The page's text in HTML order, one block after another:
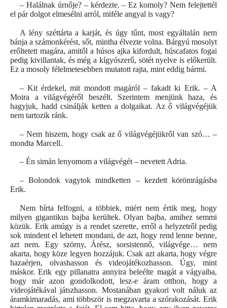
– Halálnak úrnője? – kérdezte. – Ez komoly? Nem felejtettél
el pár dolgot elmesélni arról, miféle angyal is vagy?
A lény széttárta a karját, és úgy tűnt, most egyáltalán nem
bánja a számonkérést, sőt, mintha élvezte volna. Bárgyú mosolyt
erőltetett magára, amitől a húsos ajka kifordult, húscafatos fogai
pedig kivillantak, és még a kígyószerű, sötét nyelve is előkerült.
Ez a mosoly félelmetesebben mutatott rajta, mint eddig bármi.
– Kit érdekel, mit mondott magáról – fakadt ki Erik. – A
Moira a világvégéről beszélt. Szerintem menjünk haza, és
hagyjuk, hadd csinálják ketten a dolgaikat. Az ő világvégéjük
nem tartozik ránk.
– Nem hiszem, hogy csak az ő világvégéjükről van szó… –
mondta Marcell.
– Én simán lenyomom a világvégét – nevetett Adria.
– Bolondok vagytok mindketten – kezdett körömrágásba
Erik.
Nem bírta felfogni, a többiek, miért nem értik meg, hogy
milyen gigantikus bajba kerültek. Olyan bajba, amihez semmi
közük. Erik amúgy is a rendet szerette, erről a helyzetről pedig
sok mindent el lehetett mondani, de azt, hogy rend lenne benne,
azt nem. Egy szörny, Árész, sorsistennő, világvége… nem
akarta, hogy köze legyen hozzájuk. Csak azt akarta, hogy végre
hazaérjen, olvashasson és videojátékozhasson. Úgy, mint
máskor. Erik egy pillanatra annyira beleélte magát a vágyaiba,
hogy már azon gondolkodott, lesz-e áram otthon, hogy a
videojátékával játszhasson. Mostanában gyakori volt náluk az
áramkimaradás, ami többször is megzavarta a szórakozását. Erik